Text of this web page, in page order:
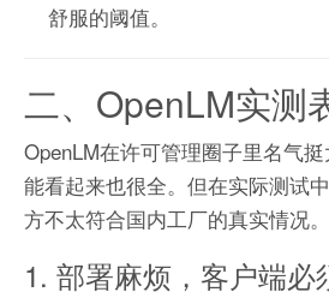
舒服的阈值。
二、OpenLM实测
OpenLM在许可管理圈子里名气
能看起来也很全。但在实际测试
方不太符合国内工厂的真实情况。
1. 部署麻烦，客户端必